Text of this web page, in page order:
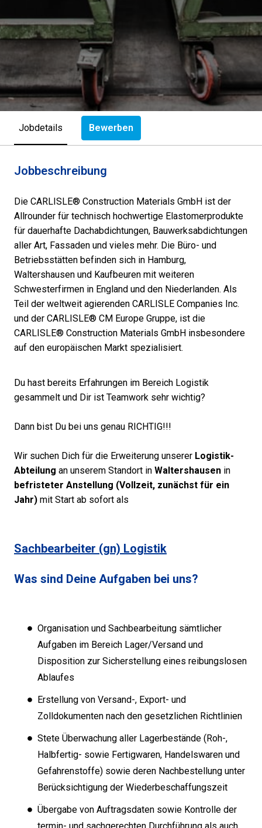
Jobdetails Bewerben
Jobbeschreibung
Die CARLISLE® Construction Materials GmbH ist der
Allrounder für technisch hochwertige Elastomerprodukte
für dauerhafte Dachabdichtungen, Bauwerksabdichtungen
aller Art, Fassaden und vieles mehr. Die Büro- und
Betriebsstätten befinden sich in Hamburg,
Waltershausen und Kaufbeuren mit weiteren
Schwesterfirmen in England und den Niederlanden. Als
Teil der weltweit agierenden CARLISLE Companies Inc.
und der CARLISLE® CM Europe Gruppe, ist die
CARLISLE® Construction Materials GmbH insbesondere
auf den europäischen Markt spezialisiert.
Du hast bereits Erfahrungen im Bereich Logistik
gesammelt und Dir ist Teamwork sehr wichtig?
Dann bist Du bei uns genau RICHTIG!!!
Wir suchen Dich für die Erweiterung unserer Logistik-
Abteilung an unserem Standort in Waltershausen in
befristeter Anstellung (Vollzeit, zunächst für ein
Jahr) mit Start ab sofort als
Sachbearbeiter (gn) Logistik
Was sind Deine Aufgaben bei uns?
Organisation und Sachbearbeitung sämtlicher
Aufgaben im Bereich Lager/Versand und
Disposition zur Sicherstellung eines reibungslosen
Ablaufes
Erstellung von Versand-, Export- und
Zolldokumenten nach den gesetzlichen Richtlinien
Stete Überwachung aller Lagerbestände (Roh-,
Halbfertig- sowie Fertigwaren, Handelswaren und
Gefahrenstoffe) sowie deren Nachbestellung unter
Berücksichtigung der Wiederbeschaffungszeit
Übergabe von Auftragsdaten sowie Kontrolle der